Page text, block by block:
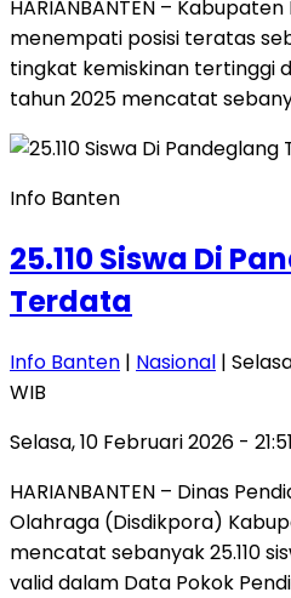
HARIANBANTEN –
menempati posisi teratas
tingkat kemiskinan tertinggi
tahun 2025 mencatat
Info Banten
25.110 Siswa Di
Terdata
Info Banten | Nasional |
WIB
Selasa, 10 Februari 2026 -
HARIANBANTEN – Dinas
Olahraga (Disdikpora)
mencatat sebanyak 25.110
valid dalam Data Pokok